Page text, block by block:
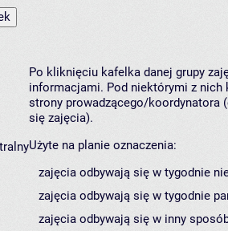
Po kliknięciu kafelka danej grupy
informacjami. Pod niektórymi z nich
strony prowadzącego/koordynatora
się zajęcia).
Użyte na planie oznaczenia:
zajęcia odbywają się w tygodnie
zajęcia odbywają się w tygodnie
zajęcia odbywają się w inny